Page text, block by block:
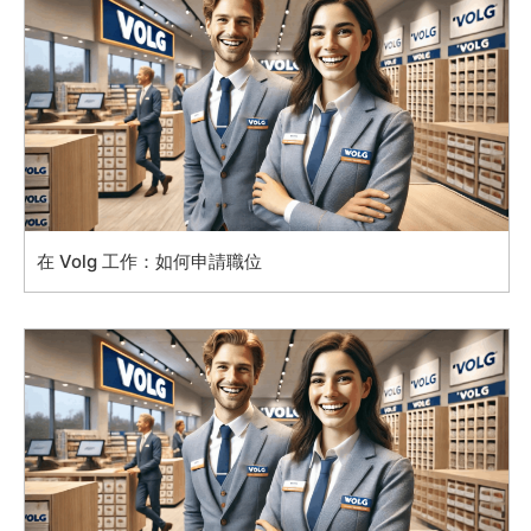
在 Volg 工作：如何申請職位